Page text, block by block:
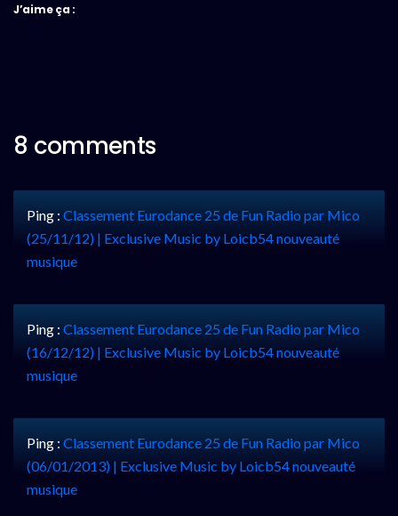
J’aime ça :
8 comments
Ping : Classement Eurodance 25 de Fun Radio par Mico
(25/11/12) | Exclusive Music by Loicb54 nouveauté
musique
Ping : Classement Eurodance 25 de Fun Radio par Mico
(16/12/12) | Exclusive Music by Loicb54 nouveauté
musique
Ping : Classement Eurodance 25 de Fun Radio par Mico
(06/01/2013) | Exclusive Music by Loicb54 nouveauté
musique